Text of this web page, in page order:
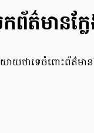
ព័ត៌មានក្
និយាយថាទេចំពោះព័ត៌ម